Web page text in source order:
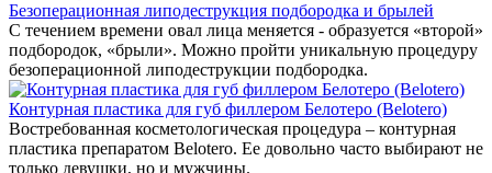
Безоперационная липодеструкция подбородка и брылей
С течением времени овал лица меняется - образуется «второй»
подбородок, «брыли». Можно пройти уникальную процедуру
безоперационной липодеструкции подбородка.
Контурная пластика для губ филлером Белотеро (Belotero)
Востребованная косметологическая процедура – контурная
пластика препаратом Belotero. Ее довольно часто выбирают не
только девушки, но и мужчины.